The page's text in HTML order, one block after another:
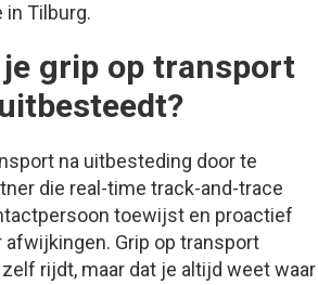
Tilburg.
je grip op transport
na uitbesteding door te
die real-time track-and-trace
toewijst en proactief
Grip op transport
rijdt, maar dat je altijd weet waar